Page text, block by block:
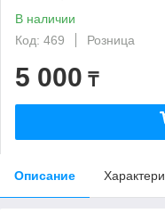
В наличии
Код: 469
Розница
5 000 ₸
Описание